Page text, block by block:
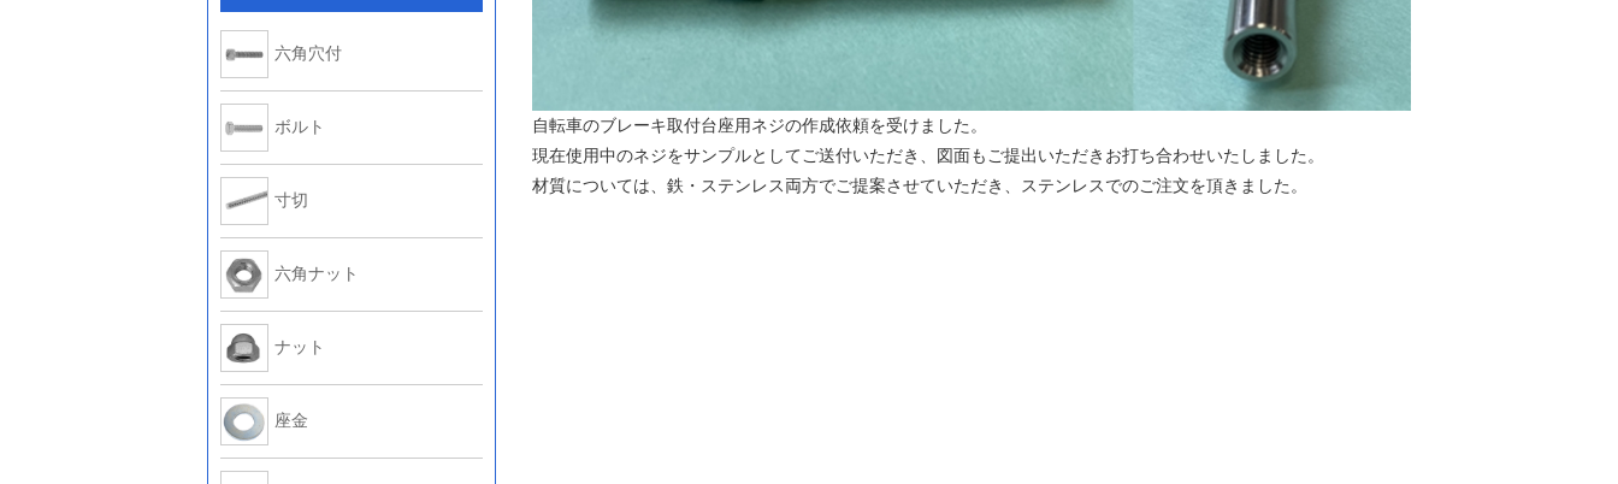
六角穴付
ボルト
寸切
六角ナット
ナット
座金
自転車のブレーキ取付台座用ネジの作成依頼を受けました。
現在使用中のネジをサンプルとしてご送付いただき、図面もご提出いただきお打ち合わせいたしました。
材質については、鉄・ステンレス両方でご提案させていただき、ステンレスでのご注文を頂きました。